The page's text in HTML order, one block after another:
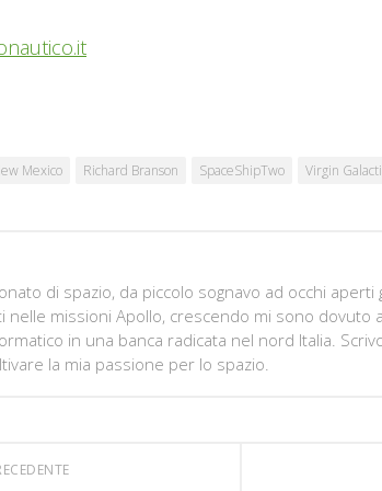
Mexico Richard Branson SpaceShipTwo Virgin
di spazio, da piccolo sognavo ad occhi
nelle missioni Apollo, crescendo mi sono
in una banca radicata nel nord Italia.
la mia passione per lo spazio.